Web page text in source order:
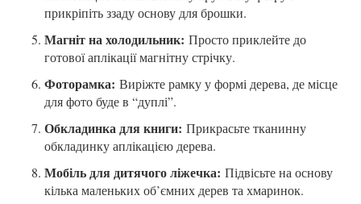
прикріпіть ззаду основу для брошки.
Магніт на холодильник: Просто приклейте до
готової аплікації магнітну стрічку.
Фоторамка: Виріжте рамку у формі дерева, де місце
для фото буде в “дуплі”.
Обкладинка для книги: Прикрасьте тканинну
обкладинку аплікацією дерева.
Мобіль для дитячого ліжечка: Підвісьте на основу
кілька маленьких об’ємних дерев та хмаринок.